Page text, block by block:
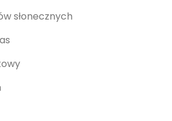
słonecznych